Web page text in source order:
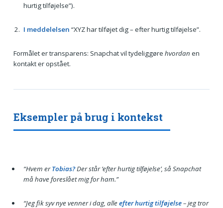
hurtig tilføjelse”).
I meddelelsen “XYZ har tilføjet dig – efter hurtig tilføjelse”.
Formålet er transparens: Snapchat vil tydeliggøre hvordan en
kontakt er opstået.
Eksempler på brug i kontekst
“Hvem erTobias?Der står ‘efter hurtig tilføjelse’, så Snapchat
må have foreslået mig for ham.”
“Jeg fik syv nye venner i dag, alleefter hurtig tilføjelse– jeg tror